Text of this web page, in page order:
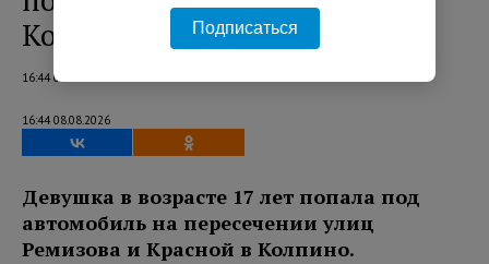
Колпино
16:44 08.08.2026
16:44 08.08.2026
Девушка в возрасте 17 лет попала под
автомобиль на пересечении улиц
Ремизова и Красной в Колпино.
Подписаться